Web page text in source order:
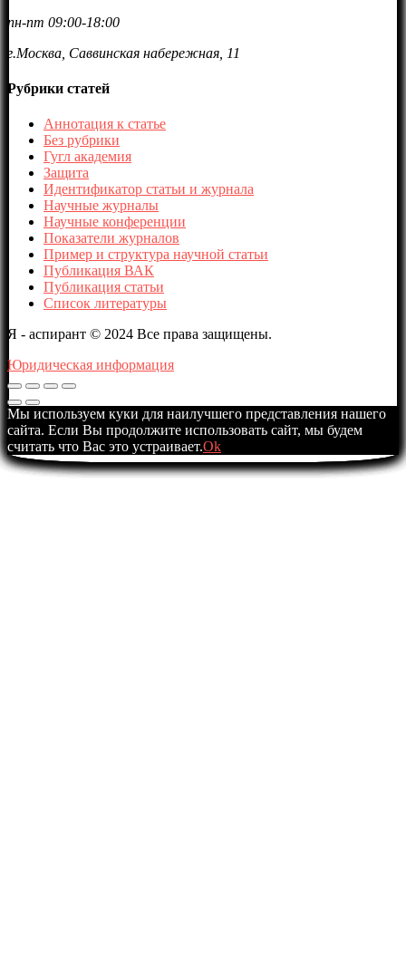
пн-пт 09:00-18:00
г.Москва, Саввинская набережная, 11
Рубрики статей
Аннотация к статье
Без рубрики
Гугл академия
Защита
Идентификатор статьи и журнала
Научные журналы
Научные конференции
Показатели журналов
Пример и структура научной статьи
Публикация ВАК
Публикация статьи
Список литературы
Я - аспирант © 2024 Все права защищены.
Юридическая информация
Мы используем куки для наилучшего представления нашего
сайта. Если Вы продолжите использовать сайт, мы будем
считать что Вас это устраивает.Ok